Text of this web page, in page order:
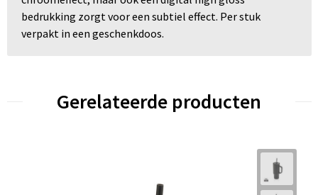
bedrukking zorgt voor een subtiel effect. Per stuk
verpakt in een geschenkdoos.
Gerelateerde producten